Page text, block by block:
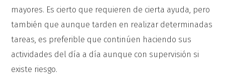
mayores. Es cierto que requieren de cierta ayuda, pero
también que aunque tarden en realizar determinadas
tareas, es preferible que continúen haciendo sus
actividades del día a día aunque con supervisión si
existe riesgo.